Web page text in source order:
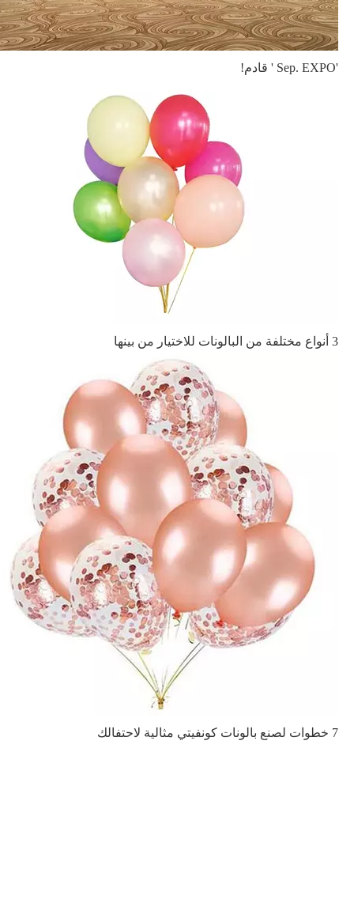
'Sep. EXPO ' قادم!
3 أنواع مختلفة من البالونات للاختيار من بينها
7 خطوات لصنع بالونات كونفيتي مثالية لاحتفالك